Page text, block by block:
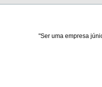
"Ser uma empresa